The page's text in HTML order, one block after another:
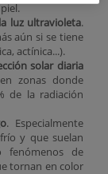
luz ultravioleta.
aún si se tiene
actínica...).
solar diaria
zonas donde
de la radiación
. Especialmente
y que suelan
fenómenos de
tornan en color